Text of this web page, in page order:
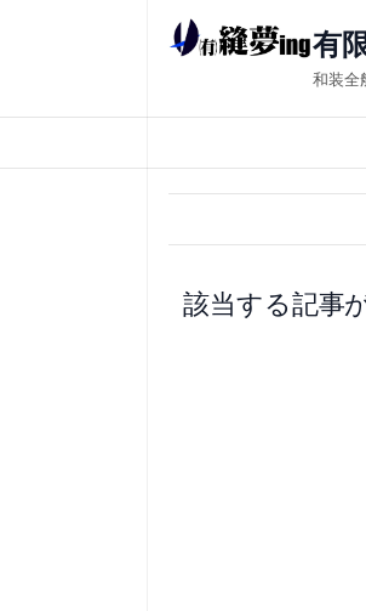
ス
キ
有
和装全
該当する記事